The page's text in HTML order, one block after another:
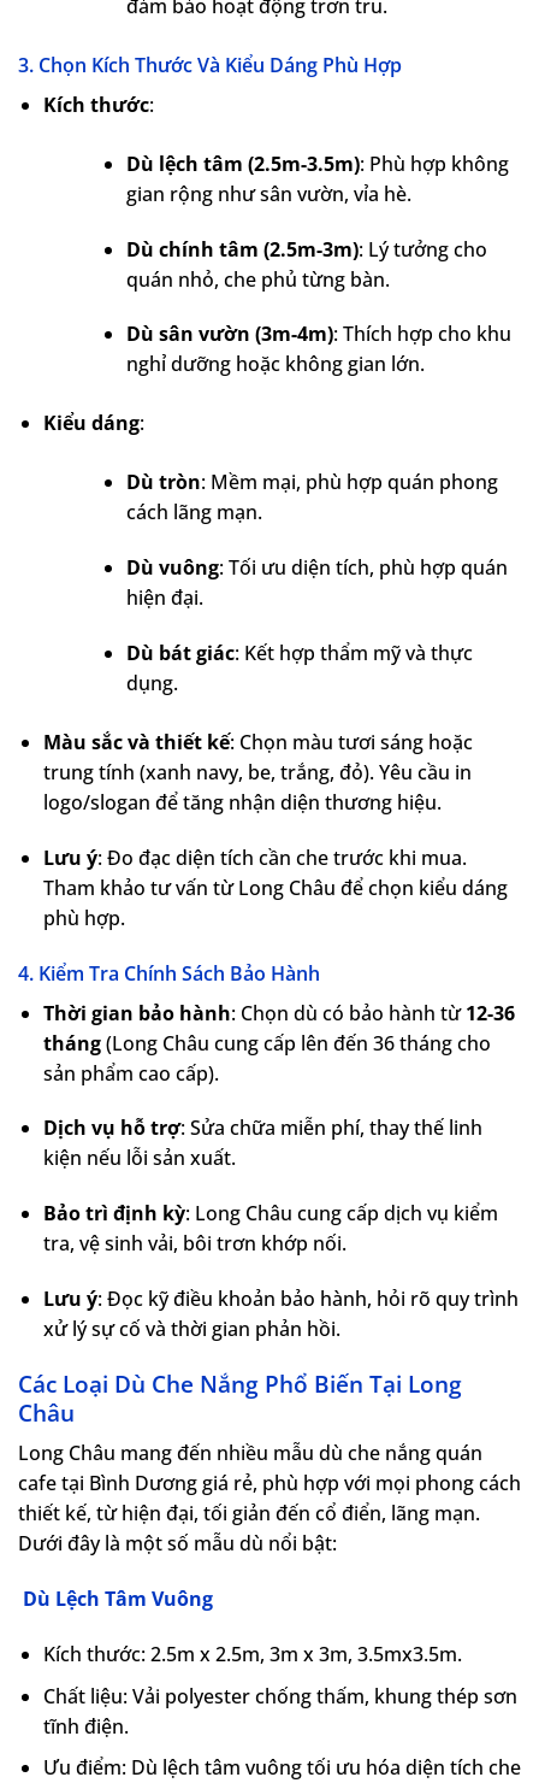
đảm bảo hoạt động trơn tru.
3. Chọn Kích Thước Và Kiểu Dáng Phù Hợp
Kích thước:
Dù lệch tâm (2.5m-3.5m): Phù hợp không
gian rộng như sân vườn, vỉa hè.
Dù chính tâm (2.5m-3m): Lý tưởng cho
quán nhỏ, che phủ từng bàn.
Dù sân vườn (3m-4m): Thích hợp cho khu
nghỉ dưỡng hoặc không gian lớn.
Kiểu dáng:
Dù tròn: Mềm mại, phù hợp quán phong
cách lãng mạn.
Dù vuông: Tối ưu diện tích, phù hợp quán
hiện đại.
Dù bát giác: Kết hợp thẩm mỹ và thực
dụng.
Màu sắc và thiết kế: Chọn màu tươi sáng hoặc
trung tính (xanh navy, be, trắng, đỏ). Yêu cầu in
logo/slogan để tăng nhận diện thương hiệu.
Lưu ý: Đo đạc diện tích cần che trước khi mua.
Tham khảo tư vấn từ Long Châu để chọn kiểu dáng
phù hợp.
4. Kiểm Tra Chính Sách Bảo Hành
Thời gian bảo hành: Chọn dù có bảo hành từ12-36
tháng(Long Châu cung cấp lên đến 36 tháng cho
sản phẩm cao cấp).
Dịch vụ hỗ trợ: Sửa chữa miễn phí, thay thế linh
kiện nếu lỗi sản xuất.
Bảo trì định kỳ: Long Châu cung cấp dịch vụ kiểm
tra, vệ sinh vải, bôi trơn khớp nối.
Lưu ý: Đọc kỹ điều khoản bảo hành, hỏi rõ quy trình
xử lý sự cố và thời gian phản hồi.
Các Loại Dù Che Nắng Phổ Biến Tại Long
Châu
Long Châu mang đến nhiều mẫu dù che nắng quán
cafe tại Bình Dương giá rẻ, phù hợp với mọi phong cách
thiết kế, từ hiện đại, tối giản đến cổ điển, lãng mạn.
Dưới đây là một số mẫu dù nổi bật:
Dù Lệch Tâm Vuông
Kích thước: 2.5m x 2.5m, 3m x 3m, 3.5mx3.5m.
Chất liệu: Vải polyester chống thấm, khung thép sơn
tĩnh điện.
Ưu điểm: Dù lệch tâm vuông tối ưu hóa diện tích che